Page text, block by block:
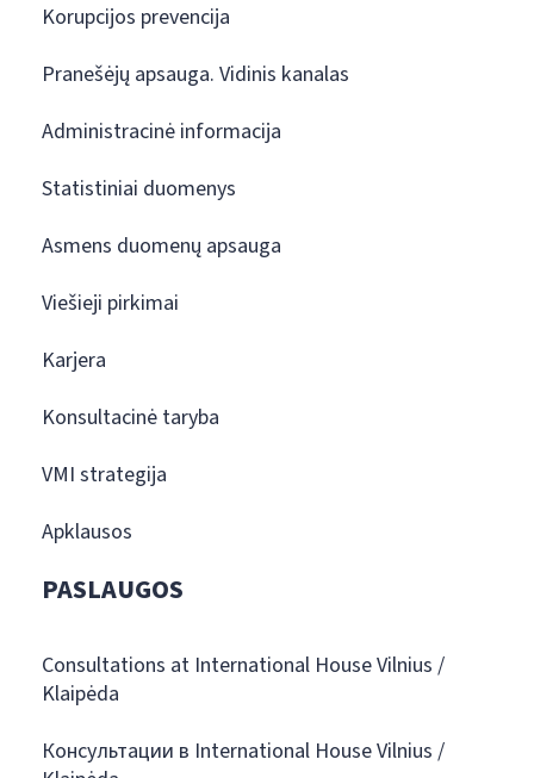
Korupcijos prevencija
Pranešėjų apsauga. Vidinis kanalas
Administracinė informacija
Statistiniai duomenys
Asmens duomenų apsauga
Viešieji pirkimai
Karjera
Konsultacinė taryba
VMI strategija
Apklausos
PASLAUGOS
Consultations at International House Vilnius /
Klaipėda
Консультации в International House Vilnius /